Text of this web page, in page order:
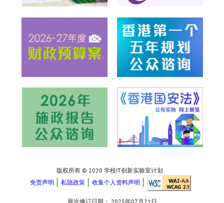
版权所有 © 2020 学校IT创新实验室计划
免责声明
私隐政策 收集个人资料声明
最近修订日期： 2025年07月21日